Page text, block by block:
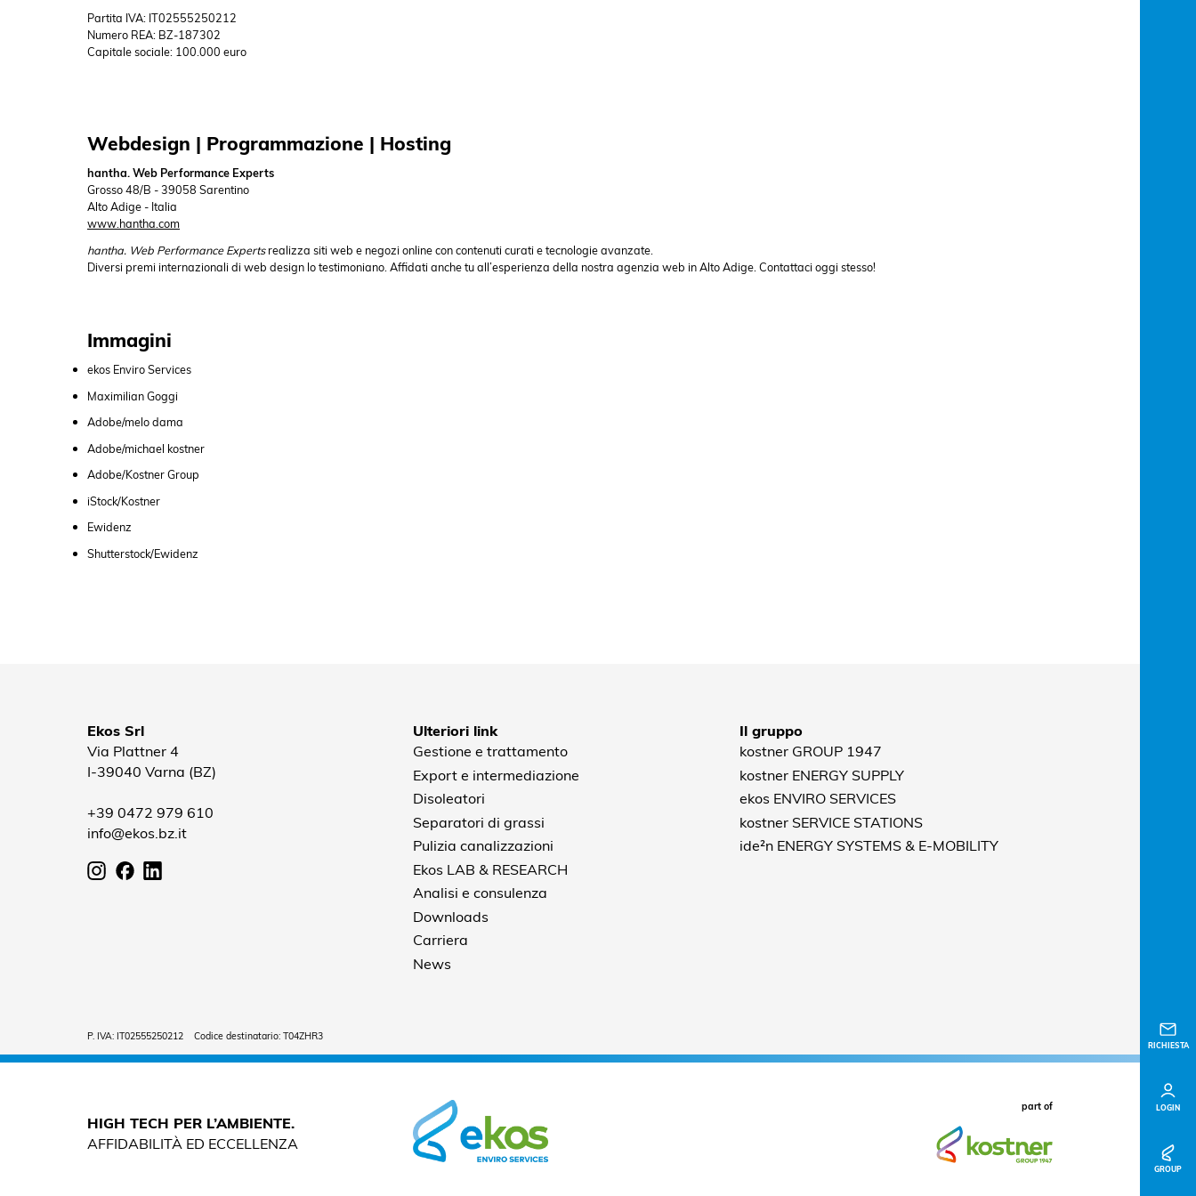
RICHIESTA
LOGIN
GROUP
Partita IVA: IT02555250212
Numero REA: BZ-187302
Capitale sociale: 100.000 euro
Webdesign | Programmazione | Hosting
hantha. Web Performance Experts
Grosso 48/B - 39058 Sarentino
Alto Adige - Italia
www.hantha.com
hantha. Web Performance Expertsrealizza siti web e negozi online con contenuti curati e tecnologie avanzate.
Diversi premi internazionali di web design lo testimoniano. Affidati anche tu all’esperienza della nostra agenzia web in Alto Adige. Contattaci oggi stesso!
Immagini
ekos Enviro Services
Maximilian Goggi
Adobe/melo dama
Adobe/michael kostner
Adobe/Kostner Group
iStock/Kostner
Ewidenz
Shutterstock/Ewidenz
Ekos Srl
Via Plattner 4
I-39040 Varna (BZ)
+39 0472 979 610
info@ekos.bz.it
Ulteriori link
Gestione e trattamento
Export e intermediazione
Disoleatori
Separatori di grassi
Pulizia canalizzazioni
Ekos LAB & RESEARCH
Analisi e consulenza
Downloads
Carriera
News
Il gruppo
kostner GROUP 1947
kostner ENERGY SUPPLY
ekos ENVIRO SERVICES
kostner SERVICE STATIONS
ide²n ENERGY SYSTEMS & E-MOBILITY
P. IVA: IT02555250212 Codice destinatario: T04ZHR3
HIGH TECH PER L’AMBIENTE.
AFFIDABILITÀ ED ECCELLENZA
part of